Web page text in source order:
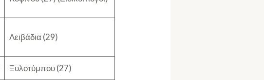
Λειβάδια (29)
Ξυλοτύμπου (27)